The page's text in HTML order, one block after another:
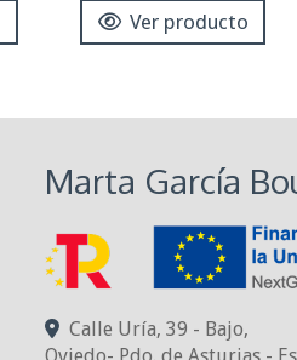
Ver producto
Marta García
Calle Uría, 39 - Bajo,